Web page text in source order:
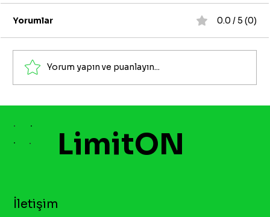
Yorumlar 0.0 / 5 (0)
Yorum yapın ve puanlayın...
İletişim
LimitON